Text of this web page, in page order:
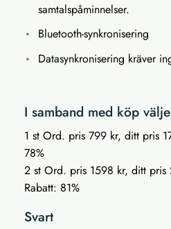
samtalspåminnelser.
Bluetooth-synkronisering
Datasynkronisering kräver
I samband med köp
1 st Ord. pris 799 kr, ditt pris
78%
2 st Ord. pris 1598 kr, ditt
Rabatt: 81%
Svart